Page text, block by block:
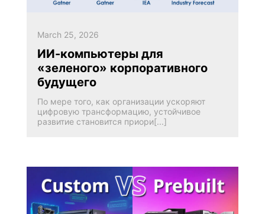
March 25, 2026
ИИ-компьютеры для
«зеленого» корпоративного
будущего
По мере того, как организации ускоряют
цифровую трансформацию, устойчивое
развитие становится приори[...]